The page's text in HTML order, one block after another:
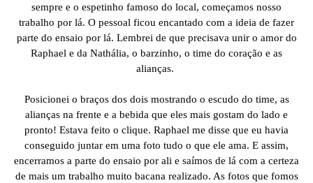
sempre e o espetinho famoso do local, começamos nosso
trabalho por lá. O pessoal ficou encantado com a ideia de fazer
parte do ensaio por lá. Lembrei de que precisava unir o amor do
Raphael e da Nathália, o barzinho, o time do coração e as
alianças.
Posicionei o braços dos dois mostrando o escudo do time, as
alianças na frente e a bebida que eles mais gostam do lado e
pronto! Estava feito o clique. Raphael me disse que eu havia
conseguido juntar em uma foto tudo o que ele ama. E assim,
encerramos a parte do ensaio por ali e saímos de lá com a certeza
de mais um trabalho muito bacana realizado. As fotos que fomos